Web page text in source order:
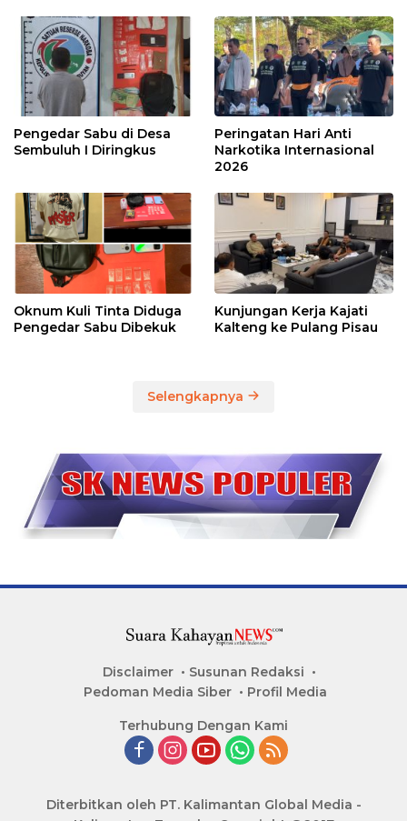
Pengedar Sabu di Desa
Sembuluh I Diringkus
Peringatan Hari Anti
Narkotika Internasional
2026
Oknum Kuli Tinta Diduga
Pengedar Sabu Dibekuk
Kunjungan Kerja Kajati
Kalteng ke Pulang Pisau
Selengkapnya
Disclaimer
Susunan Redaksi
Pedoman Media Siber
Profil Media
Terhubung Dengan Kami
Diterbitkan oleh PT. Kalimantan Global Media -